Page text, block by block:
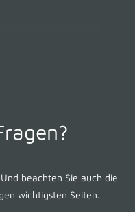
beachten Sie auch die
wichtigsten Seiten.